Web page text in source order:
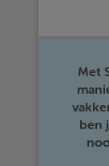
Met
ben